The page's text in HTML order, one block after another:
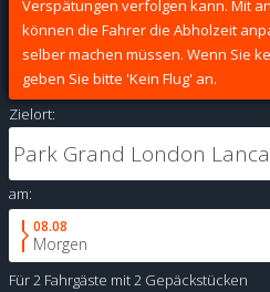
Verspätungen verfolgen kann. Mit
können die Fahrer die Abholzeit
selber machen müssen. Wenn Sie
geben Sie bitte 'Kein Flug' an.
Zielort:
am:
08.08
Morgen
Für2 Fahrgäste mit2 Gepäckstücken